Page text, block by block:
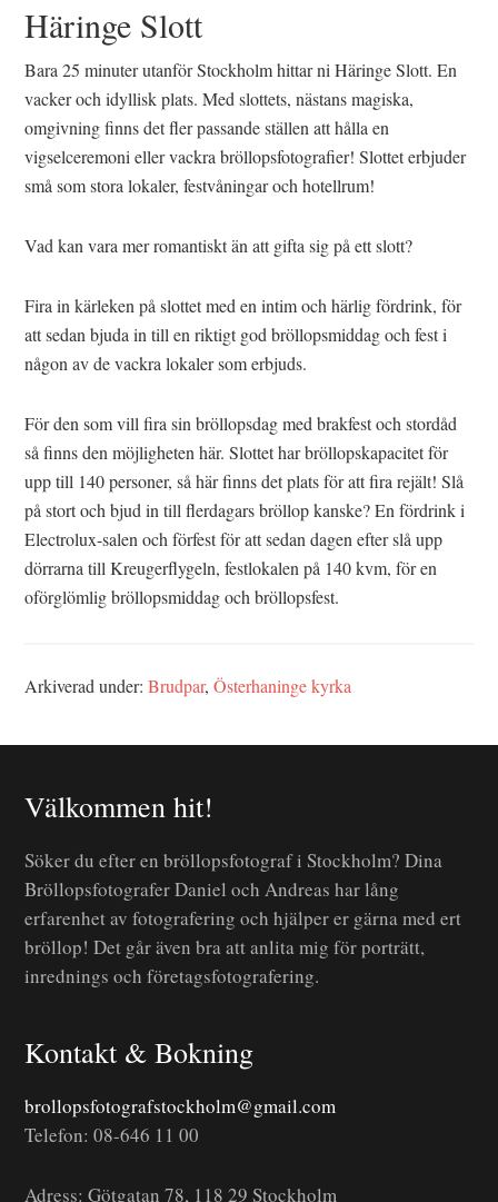
Häringe Slott
Bara 25 minuter utanför Stockholm hittar ni Häringe Slott. En
vacker och idyllisk plats. Med slottets, nästans magiska,
omgivning finns det fler passande ställen att hålla en
vigselceremoni eller vackra bröllopsfotografier! Slottet erbjuder
små som stora lokaler, festvåningar och hotellrum!
Vad kan vara mer romantiskt än att gifta sig på ett slott?
Fira in kärleken på slottet med en intim och härlig fördrink, för
att sedan bjuda in till en riktigt god bröllopsmiddag och fest i
någon av de vackra lokaler som erbjuds.
För den som vill fira sin bröllopsdag med brakfest och stordåd
så finns den möjligheten här. Slottet har bröllopskapacitet för
upp till 140 personer, så här finns det plats för att fira rejält! Slå
på stort och bjud in till flerdagars bröllop kanske? En fördrink i
Electrolux-salen och förfest för att sedan dagen efter slå upp
dörrarna till Kreugerflygeln, festlokalen på 140 kvm, för en
oförglömlig bröllopsmiddag och bröllopsfest.
Arkiverad under:Brudpar,Österhaninge kyrka
Välkommen hit!
Söker du efter en bröllopsfotograf i Stockholm? Dina
Bröllopsfotografer Daniel och Andreas har lång
erfarenhet av fotografering och hjälper er gärna med ert
bröllop! Det går även bra att anlita mig för porträtt,
inrednings och företagsfotografering.
Kontakt & Bokning
brollopsfotografstockholm@gmail.com
Telefon: 08-646 11 00
Adress: Götgatan 78, 118 29 Stockholm